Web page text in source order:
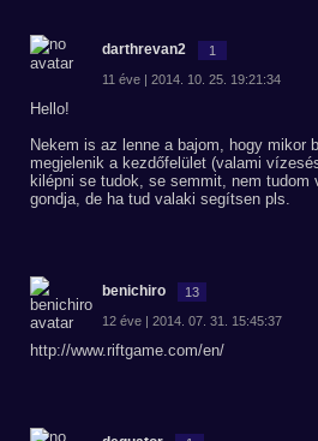
darthrevan2 1
11 éve | 2014. 10. 25. 19:21:34
Hello!
Nekem is az lenne a bajom, hogy mikor
megjelenik a kezdőfelület (valami
kilépni se tudok, se semmit, nem tudom
gondja, de ha tud valaki segítsen pls.
benichiro 13
12 éve | 2014. 07. 31. 15:45:37
http://www.riftgame.com/en/